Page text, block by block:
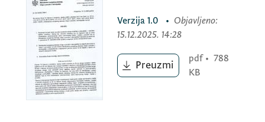
Verzija 1.0 • Objavljeno:
15.12.2025. 14:28
Preuzmi
pdf • 788
KB